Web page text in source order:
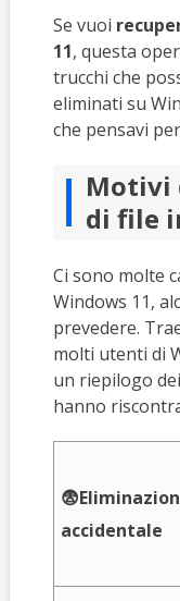
Se vuoi
11, questa
trucchi che
eliminati su
che pensavi
Motivi
di file
Ci sono molte
Windows 11,
prevedere.
molti utenti di
un riepilogo
hanno
accidentale